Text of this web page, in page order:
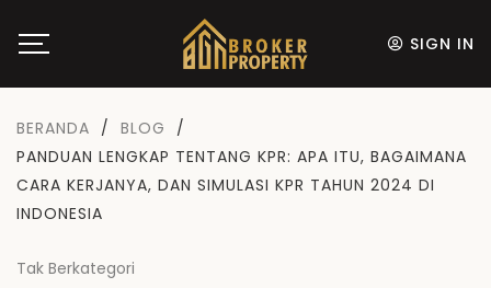
SIGN IN
BERANDA / BLOG
/
PANDUAN LENGKAP TENTANG KPR: APA ITU, BAGAIMANA
CARA KERJANYA, DAN SIMULASI KPR TAHUN 2024 DI
INDONESIA
Tak Berkategori